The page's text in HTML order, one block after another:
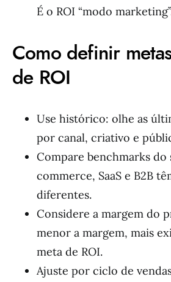
É o ROI “modo
Como definir
de ROI
Use histórico: olhe as
por canal, criativo e
Compare benchmarks do
commerce, SaaS e B2B
diferentes.
Considere a margem do
menor a margem, mais
meta de ROI.
Ajuste por ciclo de